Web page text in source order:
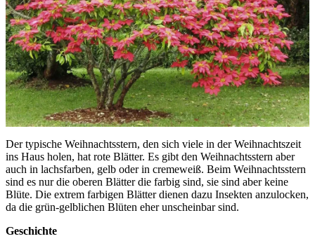
Der typische Weihnachtsstern, den sich viele in der Weihnachtszeit
ins Haus holen, hat rote Blätter. Es gibt den Weihnachtsstern aber
auch in lachsfarben, gelb oder in cremeweiß. Beim Weihnachtsstern
sind es nur die oberen Blätter die farbig sind, sie sind aber keine
Blüte. Die extrem farbigen Blätter dienen dazu Insekten anzulocken,
da die grün-gelblichen Blüten eher unscheinbar sind.
Geschichte